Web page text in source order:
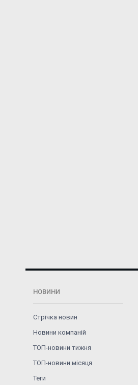
НОВИНИ
Стрічка новин
Новини компаній
ТОП-новини тижня
ТОП-новини місяця
Теги